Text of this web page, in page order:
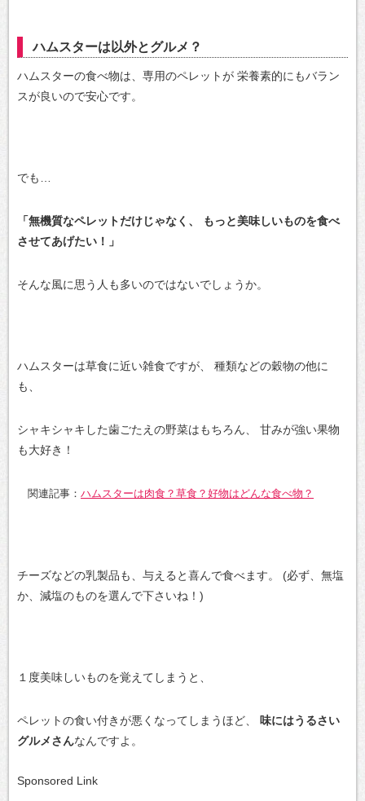
ハムスターは以外とグルメ？
ハムスターの食べ物は、専用のペレットが 栄養素的にもバラン
スが良いので安心です。
でも…
「無機質なペレットだけじゃなく、
もっと美味しいものを食べ
させてあげたい！」
そんな風に思う人も多いのではないでしょうか。
ハムスターは草食に近い雑食ですが、
種類などの穀物の他に
も、
シャキシャキした歯ごたえの野菜はもちろん、
甘みが強い果物
も大好き！
関連記事： ハムスターは肉食？草食？好物はどんな食べ物？
チーズなどの乳製品も、与えると喜んで食べます。
(必ず、無塩
か、減塩のものを選んで下さいね！)
１度美味しいものを覚えてしまうと、
ペレットの食い付きが悪くなってしまうほど、
味にはうるさい
グルメさんなんですよ。
Sponsored Link